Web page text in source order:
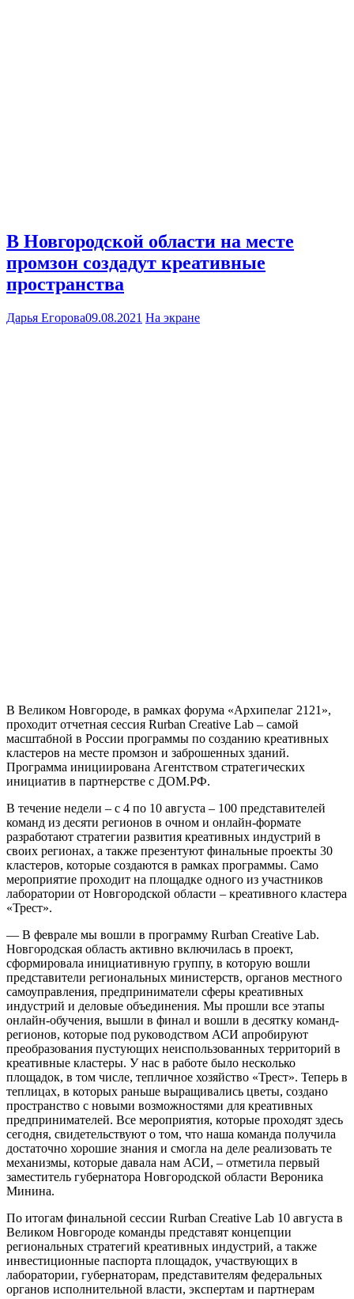
В Новгородской области на месте
промзон создадут креативные
пространства
Дарья Егорова09.08.2021 На экране
В Великом Новгороде, в рамках форума «Архипелаг 2121»,
проходит отчетная сессия Rurban Creative Lab – самой
масштабной в России программы по созданию креативных
кластеров на месте промзон и заброшенных зданий.
Программа инициирована Агентством стратегических
инициатив в партнерстве с ДОМ.РФ.
В течение недели – с 4 по 10 августа – 100 представителей
команд из десяти регионов в очном и онлайн-формате
разработают стратегии развития креативных индустрий в
своих регионах, а также презентуют финальные проекты 30
кластеров, которые создаются в рамках программы. Само
мероприятие проходит на площадке одного из участников
лаборатории от Новгородской области – креативного кластера
«Трест».
— В феврале мы вошли в программу Rurban Creative Lab.
Новгородская область активно включилась в проект,
сформировала инициативную группу, в которую вошли
представители региональных министерств, органов местного
самоуправления, предприниматели сферы креативных
индустрий и деловые объединения. Мы прошли все этапы
онлайн-обучения, вышли в финал и вошли в десятку команд-
регионов, которые под руководством АСИ апробируют
преобразования пустующих неиспользованных территорий в
креативные кластеры. У нас в работе было несколько
площадок, в том числе, тепличное хозяйство «Трест». Теперь в
теплицах, в которых раньше выращивались цветы, создано
пространство с новыми возможностями для креативных
предпринимателей. Все мероприятия, которые проходят здесь
сегодня, свидетельствуют о том, что наша команда получила
достаточно хорошие знания и смогла на деле реализовать те
механизмы, которые давала нам АСИ, – отметила первый
заместитель губернатора Новгородской области Вероника
Минина.
По итогам финальной сессии Rurban Creative Lab 10 августа в
Великом Новгороде команды представят концепции
региональных стратегий креативных индустрий, а также
инвестиционные паспорта площадок, участвующих в
лаборатории, губернаторам, представителям федеральных
органов исполнительной власти, экспертам и партнерам